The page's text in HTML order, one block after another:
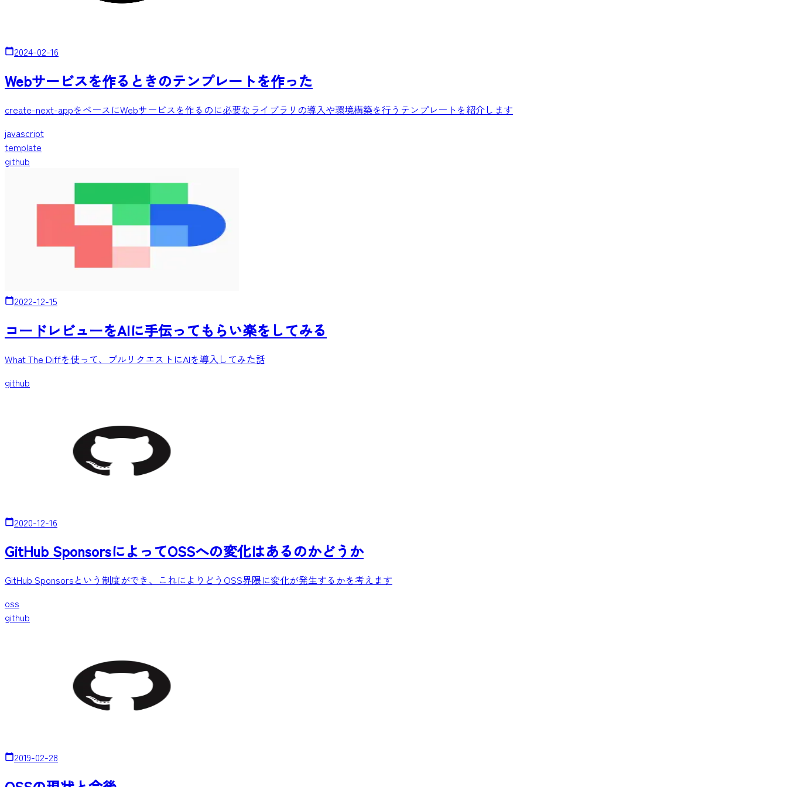
2024-02-16
Webサービスを作るときのテンプレートを作った
create-next-appをベースにWebサービスを作るのに必要なライブラリの導入や環境構築を行うテンプレートを紹介します
javascript
template
github
2022-12-15
コードレビューをAIに手伝ってもらい楽をしてみる
What The Diffを使って、プルリクエストにAIを導入してみた話
github
2020-12-16
GitHub SponsorsによってOSSへの変化はあるのかどうか
GitHub Sponsorsという制度ができ、これによりどうOSS界隈に変化が発生するかを考えます
oss
github
2019-02-28